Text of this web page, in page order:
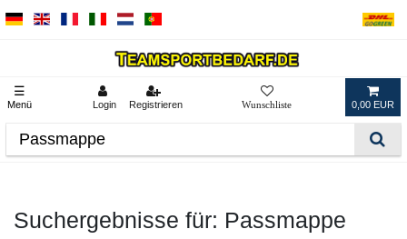
☰
Menü Login Registrieren 0,00 EUR
Suchergebnisse für: Passmappe